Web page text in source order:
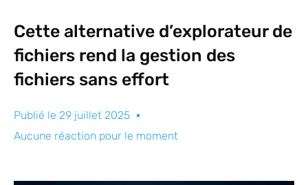
Cette alternative d’explorateur de
fichiers rend la gestion des
fichiers sans effort
Publié le 29 juillet 2025
Aucune réaction pour le moment